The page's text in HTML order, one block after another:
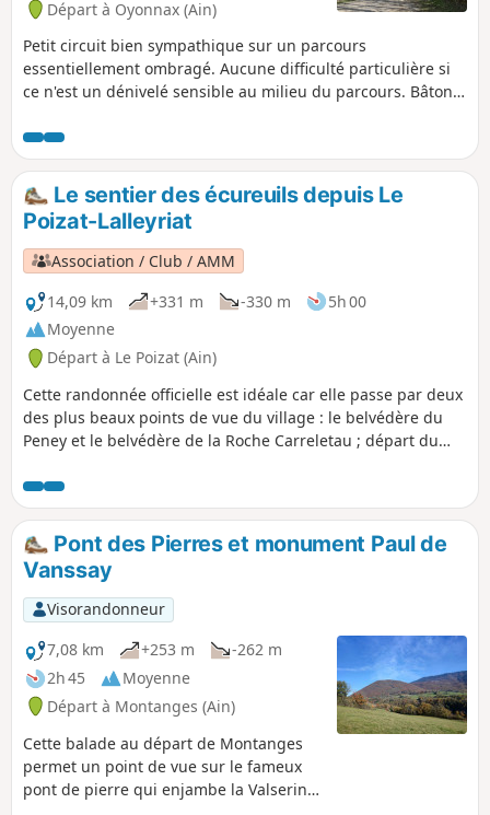
Départ à Oyonnax (Ain)
Petit circuit bien sympathique sur un parcours
essentiellement ombragé. Aucune difficulté particulière si
ce n'est un dénivelé sensible au milieu du parcours. Bâtons
Le sentier des écureuils depuis Le
Poizat-Lalleyriat
Association / Club / AMM
14,09 km
+331 m -330 m
5h 00
Moyenne
Départ à Le Poizat (Ain)
Cette randonnée officielle est idéale car elle passe par deux
des plus beaux points de vue du village : le belvédère du
Peney et le belvédère de la Roche Carreletau ; départ du
6 sentiers de randonnée officiels du Poizat-Lalleyriat, et
porte le n°1.
Pont des Pierres et monument Paul de
Vanssay
Visorandonneur
7,08 km
+253 m
-262 m
2h 45
Moyenne
Départ à Montanges (Ain)
Cette balade au départ de Montanges
permet un point de vue sur le fameux
pont de pierre qui enjambe la Valserine